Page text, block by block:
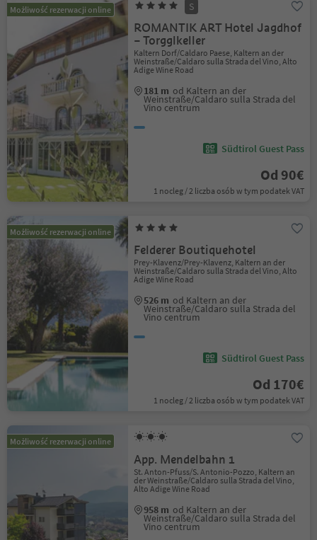
Możliwość rezerwacji online S
ROMANTIK ART Hotel Jagdhof
– Torgglkeller
Kaltern Dorf/Caldaro Paese, Kaltern an der
Weinstraße/Caldaro sulla Strada del Vino, Alto
Adige Wine Road
181 m od Kaltern an der
Weinstraße/Caldaro sulla Strada del
Vino centrum
Südtirol Guest Pass
Od 90€
1 nocleg / 2 liczba osób w tym podatek VAT
Możliwość rezerwacji online
Felderer Boutiquehotel
Prey-Klavenz/Prey-Klavenz, Kaltern an der
Weinstraße/Caldaro sulla Strada del Vino, Alto
Adige Wine Road
526 m od Kaltern an der
Weinstraße/Caldaro sulla Strada del
Vino centrum
Südtirol Guest Pass
Od 170€
1 nocleg / 2 liczba osób w tym podatek VAT
Możliwość rezerwacji online
App. Mendelbahn 1
St. Anton-Pfuss/S. Antonio-Pozzo, Kaltern an
der Weinstraße/Caldaro sulla Strada del Vino,
Alto Adige Wine Road
958 m od Kaltern an der
Weinstraße/Caldaro sulla Strada del
Vino centrum